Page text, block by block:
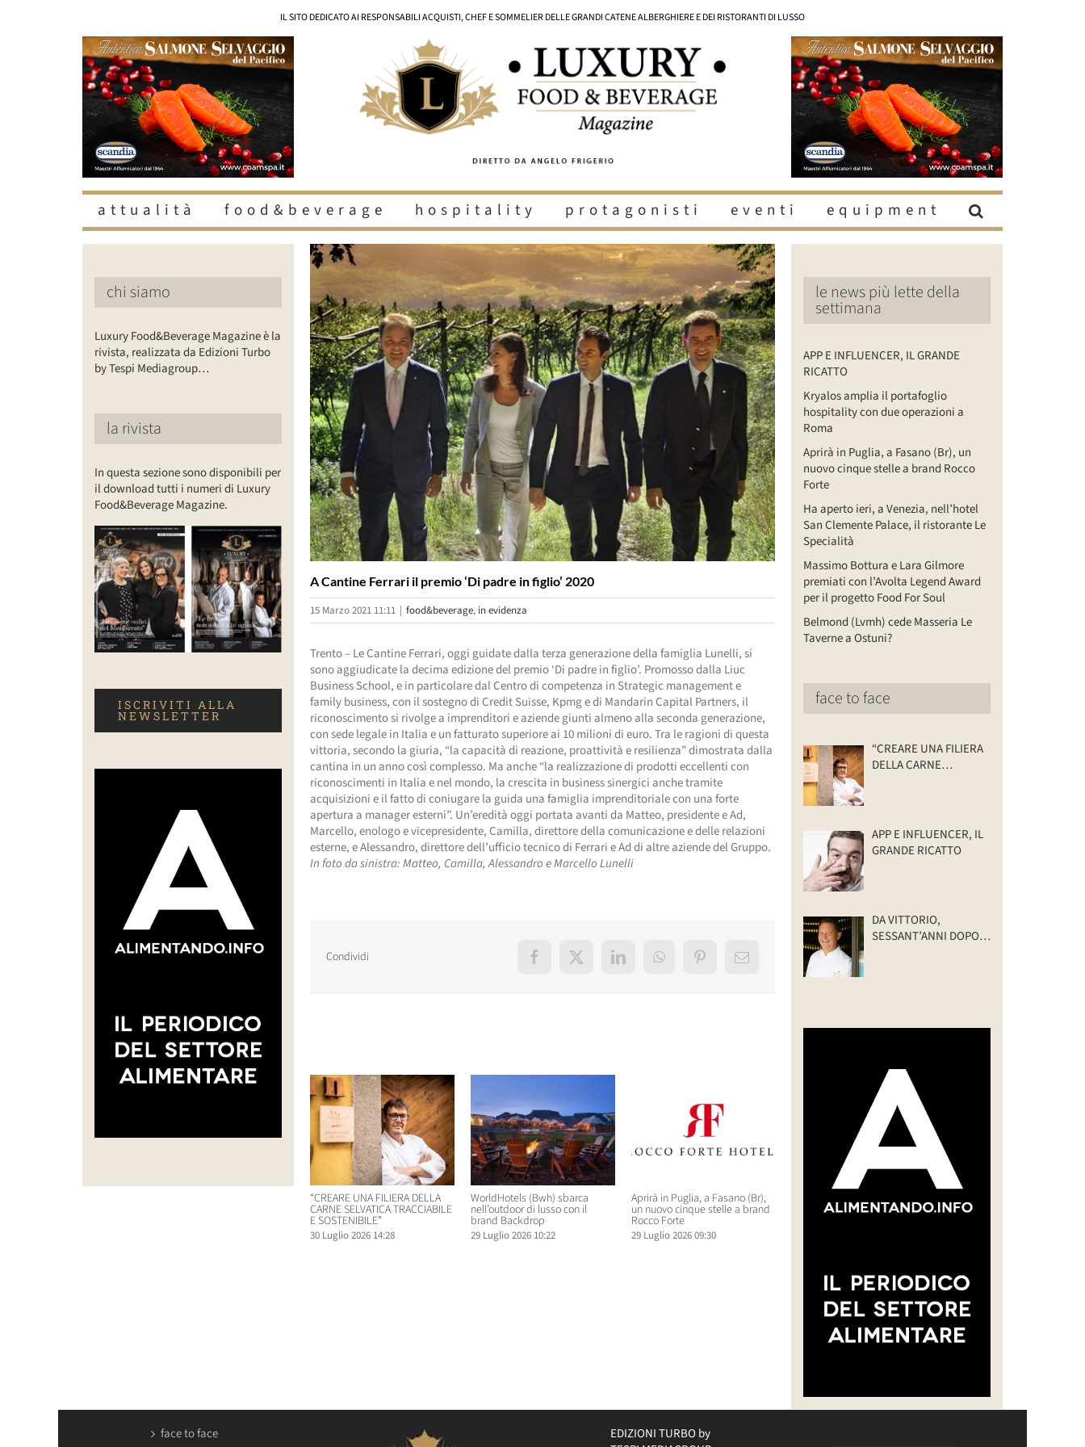
IL SITO DEDICATO AI RESPONSABILI ACQUISTI, CHEF E SOMMELIER DELLE GRANDI CATENE ALBERGHIERE E DEI RISTORANTI DI LUSSO
attualità food&beverage hospitality protagonisti eventi equipment
Ingrandisci
immagine
A Cantine Ferrari il premio ‘Di padre in figlio’ 2020
15 Marzo 2021 11:11 | food&beverage, in evidenza
Trento – Le Cantine Ferrari, oggi guidate dalla terza generazione della famiglia Lunelli, si
sono aggiudicate la decima edizione del premio ‘Di padre in figlio’. Promosso dalla Liuc
Business School, e in particolare dal Centro di competenza in Strategic management e
family business, con il sostegno di Credit Suisse, Kpmg e di Mandarin Capital Partners, il
riconoscimento si rivolge a imprenditori e aziende giunti almeno alla seconda generazione,
con sede legale in Italia e un fatturato superiore ai 10 milioni di euro. Tra le ragioni di questa
vittoria, secondo la giuria, “la capacità di reazione, proattività e resilienza” dimostrata dalla
cantina in un anno così complesso. Ma anche “la realizzazione di prodotti eccellenti con
riconoscimenti in Italia e nel mondo, la crescita in business sinergici anche tramite
acquisizioni e il fatto di coniugare la guida una famiglia imprenditoriale con una forte
apertura a manager esterni”. Un’eredità oggi portata avanti da Matteo, presidente e Ad,
Marcello, enologo e vicepresidente, Camilla, direttore della comunicazione e delle relazioni
esterne, e Alessandro, direttore dell’ufficio tecnico di Ferrari e Ad di altre aziende del Gruppo.
In foto da sinistra: Matteo, Camilla, Alessandro e Marcello Lunelli
Condividi Facebook
X LinkedInWhatsAppPinterestEmail
“CREARE UNA FILIERA DELLA
CARNE SELVATICA TRACCIABILE
E SOSTENIBILE”
30 Luglio 2026 14:28
WorldHotels (Bwh) sbarca
nell’outdoor di lusso con il
brand Backdrop
29 Luglio 2026 10:22
Aprirà in Puglia, a Fasano (Br),
un nuovo cinque stelle a brand
Rocco Forte
29 Luglio 2026 09:30
“CREARE UNA FILIERA DELLA
CARNE SELVATICA TRACCIABILE
WorldHotels (Bwh) sbarca
nell’outdoor di lusso con il
chi siamo
Luxury Food&Beverage Magazine è la
rivista, realizzata da Edizioni Turbo
by Tespi Mediagroup…
la rivista
In questa sezione sono disponibili per
il download tutti i numeri di Luxury
Food&Beverage Magazine.
ISCRIVITI ALLA
NEWSLETTER
le news più lette della
settimana
APP E INFLUENCER, IL GRANDE
RICATTO
Kryalos amplia il portafoglio
hospitality con due operazioni a
Roma
Aprirà in Puglia, a Fasano (Br), un
nuovo cinque stelle a brand Rocco
Forte
Ha aperto ieri, a Venezia, nell’hotel
San Clemente Palace, il ristorante Le
Specialità
Massimo Bottura e Lara Gilmore
premiati con l’Avolta Legend Award
per il progetto Food For Soul
Belmond (Lvmh) cede Masseria Le
Taverne a Ostuni?
face to face
“CREARE UNA FILIERA
DELLA CARNE
APP E INFLUENCER, IL
GRANDE RICATTO
DA VITTORIO,
SESSANT’ANNI DOPO:
face to face
EDIZIONI TURBO by